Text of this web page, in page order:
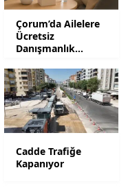
Çorum’da Ailelere
Ücretsiz
Danışmanlık
Cadde Trafiğe
Kapanıyor